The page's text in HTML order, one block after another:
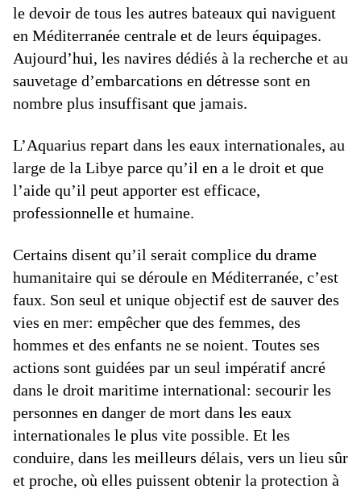
le devoir de tous les autres bateaux qui naviguent
en Méditerranée centrale et de leurs équipages.
Aujourd’hui, les navires dédiés à la recherche et au
sauvetage d’embarcations en détresse sont en
nombre plus insuffisant que jamais.
L’Aquarius repart dans les eaux internationales, au
large de la Libye parce qu’il en a le droit et que
l’aide qu’il peut apporter est efficace,
professionnelle et humaine.
Certains disent qu’il serait complice du drame
humanitaire qui se déroule en Méditerranée, c’est
faux. Son seul et unique objectif est de sauver des
vies en mer: empêcher que des femmes, des
hommes et des enfants ne se noient. Toutes ses
actions sont guidées par un seul impératif ancré
dans le droit maritime international: secourir les
personnes en danger de mort dans les eaux
internationales le plus vite possible. Et les
conduire, dans les meilleurs délais, vers un lieu sûr
et proche, où elles puissent obtenir la protection à